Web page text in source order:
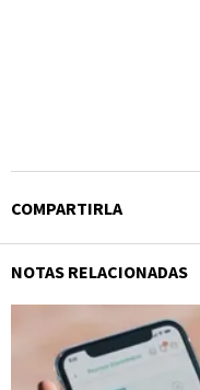
COMPARTIRLA
NOTAS RELACIONADAS